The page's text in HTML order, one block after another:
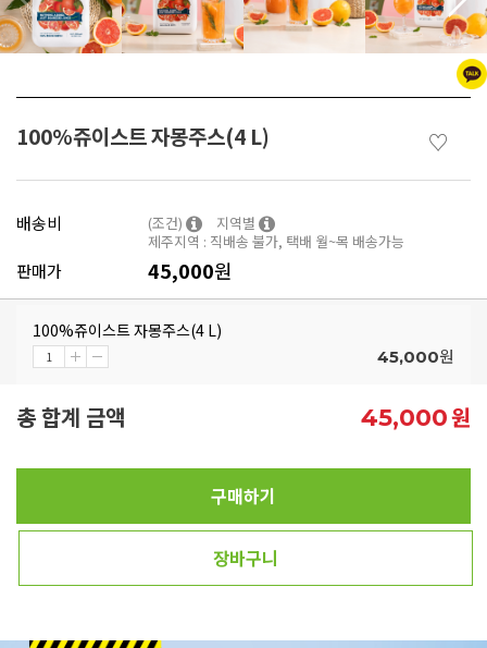
100%쥬이스트 자몽주스(4 L) ♡
배송비 (조건)
지역별
제주지역 : 직배송 불가, 택배 월~목 배송가능
판매가 45,000원
100%쥬이스트 자몽주스(4 L)
45,000원
총 합계 금액 45,000원
구매하기
장바구니